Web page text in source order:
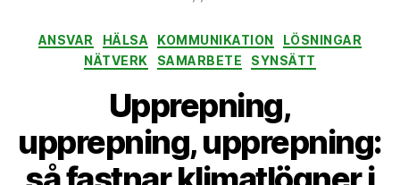
Kategorier
ANSVAR HÄLSA KOMMUNIKATION
LÖSNINGAR
NÄTVERK
SAMARBETE SYNSÄTT
Upprepning,
upprepning, upprepning: